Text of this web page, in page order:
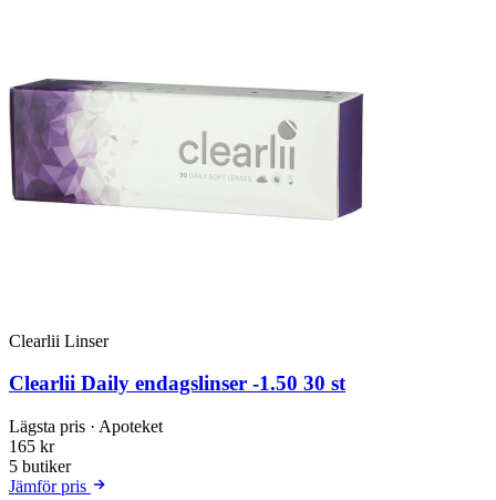
Clearlii Linser
Clearlii Daily endagslinser -1.50 30 st
Lägsta pris · Apoteket
165 kr
5 butiker
Jämför pris